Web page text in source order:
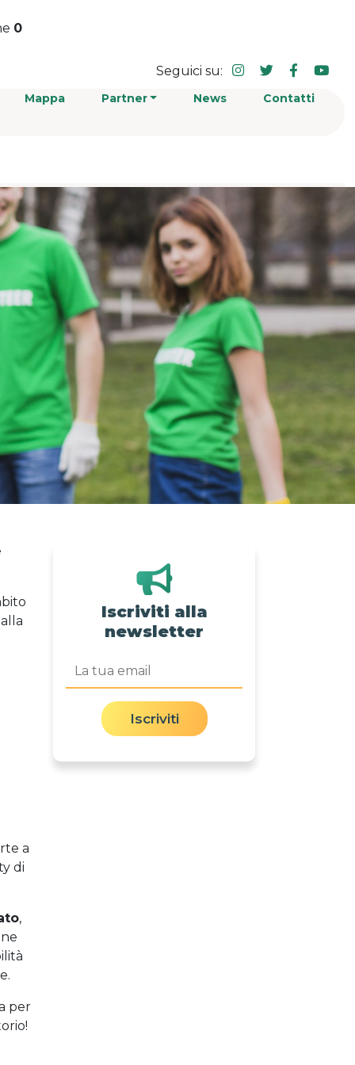
0
Seguici su:
Mappa Partner News Contatti
a
di
,
per
Iscriviti alla
newsletter